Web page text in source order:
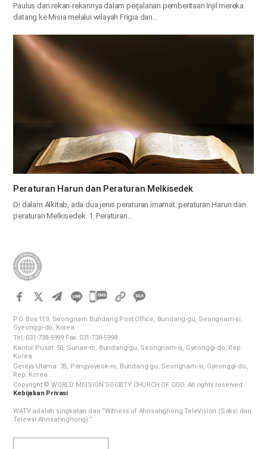
Paulus dan rekan-rekannya dalam perjalanan pemberitaan Injil mereka
datang ke Misia melalui wilayah Frigia dan…
Peraturan Harun dan Peraturan Melkisedek
Di dalam Alkitab, ada dua jenis peraturan imamat: peraturan Harun dan
peraturan Melkisedek. 1. Peraturan…
카
공
유
하
P.O. Box 119, Seongnam Bundang Post Office, Bundang-gu, Seongnam-si,
Gyeonggi-do, Korea
Tel. 031-738-5999 Fax. 031-738-5998
Kantor Pusat: 50, Sunae-ro, Bundang-gu, Seongnam-si, Gyeonggi-do, Rep.
Korea
Gereja Utama: 35, Pangyoyeok-ro, Bundang-gu, Seongnam-si, Gyeonggi-do,
Rep. Korea
Copyright © WORLD MISSION SOCIETY CHURCH OF GOD. All rights reserved.
Kebijakan Privasi
WATV adalah singkatan dari “Witness of Ahnsahghong TeleVision (Saksi dari
Televisi Ahnsahnghong).”